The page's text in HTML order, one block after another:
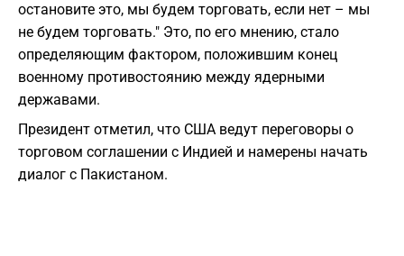
остановите это, мы будем торговать, если нет – мы
не будем торговать." Это, по его мнению, стало
определяющим фактором, положившим конец
военному противостоянию между ядерными
державами.
Президент отметил, что США ведут переговоры о
торговом соглашении с Индией и намерены начать
диалог с Пакистаном.